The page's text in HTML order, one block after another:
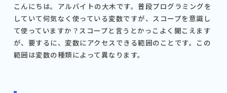
こんにちは。アルバイトの大木です。普段プログラミングを
していて何気なく使っている変数ですが、スコープを意識し
て使っていますか？スコープと言うとかっこよく聞こえます
が、要するに、変数にアクセスできる範囲のことです。この
範囲は変数の種類によって異なります。